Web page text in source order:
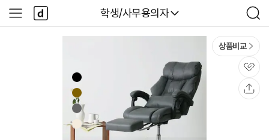
다나와
학생/사무용의자
검
색
사
이
다
나
와
상품비교
관
심